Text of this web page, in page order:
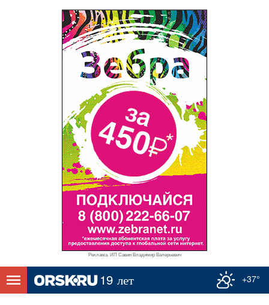
Реклама. ИП Савин Владимир Валерьевич
+37°